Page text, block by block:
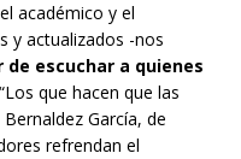
académico y el
y actualizados -nos
de escuchar a quienes
que hacen que las
García, de
refrendan el